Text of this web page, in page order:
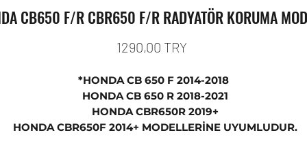
CB650 F/R CBR650 F/R RADYATÖR KORUMA
1290,00 TRY
*HONDA CB 650 F 2014-2018
HONDA CB 650 R 2018-2021
HONDA CBR650R 2019+
HONDA CBR650F 2014+ MODELLERİNE UYUMLUDUR.